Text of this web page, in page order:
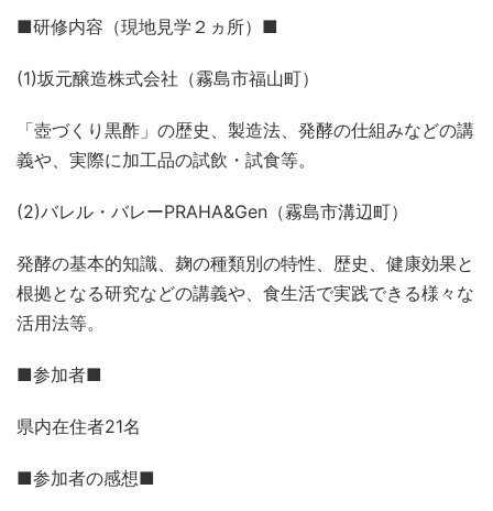
■研修内容（現地見学２ヵ所）■
(1)坂元醸造株式会社（霧島市福山町）
「壺づくり黒酢」の歴史、製造法、発酵の仕組みなどの講
義や、実際に加工品の試飲・試食等。
(2)バレル・バレーPRAHA&Gen（霧島市溝辺町）
発酵の基本的知識、麹の種類別の特性、歴史、健康効果と
根拠となる研究などの講義や、食生活で実践できる様々な
活用法等。
■参加者■
県内在住者21名
■参加者の感想■